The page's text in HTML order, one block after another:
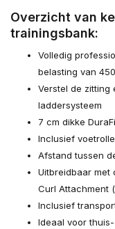
Overzicht van
trainingsbank:
Volledig
belasting van
Verstel de zitting
laddersysteem
7 cm dikke
Inclusief
Afstand tussen
Uitbreidbaar met
Curl Attachment
Inclusief
Ideaal voor